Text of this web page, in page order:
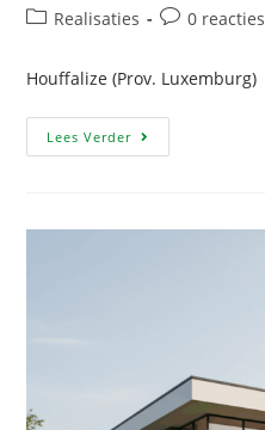
Realisaties
0 reacties
Houffalize (Prov. Luxemburg)
Lees Verder